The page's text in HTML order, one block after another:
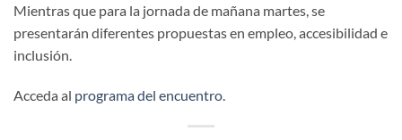
Mientras que para la jornada de mañana martes, se
presentarán diferentes propuestas en empleo, accesibilidad e
inclusión.
Acceda al programa del encuentro.